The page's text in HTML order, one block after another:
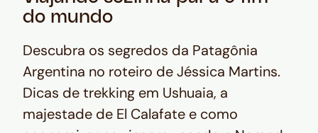
do mundo
Descubra os segredos da Patagônia
Argentina no roteiro de Jéssica Martins.
Dicas de trekking em Ushuaia, a
majestade de El Calafate e como